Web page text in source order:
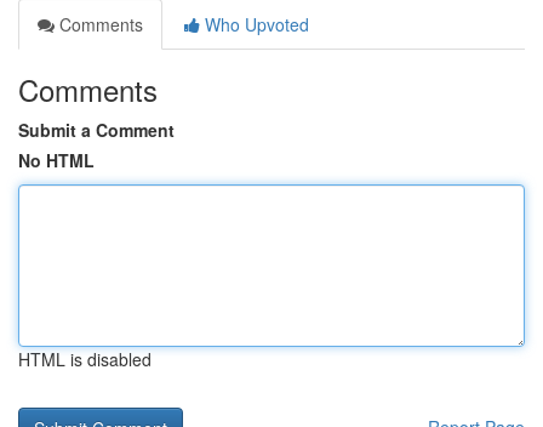
Comments
Who Upvoted
Comments
Submit a Comment
No HTML
HTML is disabled